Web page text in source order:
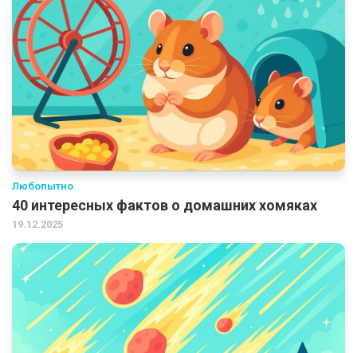
Любопытно
40 интересных фактов о домашних хомяках
19.12.2025